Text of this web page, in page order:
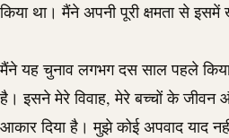
किया था। मैंने अपनी पूरी क्षमता से इसमें
मैंने यह चुनाव लगभग दस साल पहले
है। इसने मेरे विवाह, मेरे बच्चों के जीवन
आकार दिया है। मुझे कोई अपवाद याद